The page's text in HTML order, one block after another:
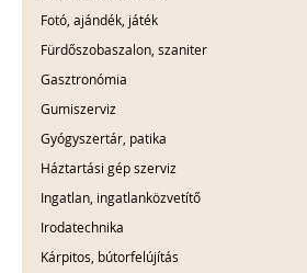
Fotó, ajándék, játék
Fürdőszobaszalon, szaniter
Gasztronómia
Gumiszerviz
Gyógyszertár, patika
Háztartási gép szerviz
Ingatlan, ingatlanközvetítő
Irodatechnika
Kárpitos, bútorfelújítás